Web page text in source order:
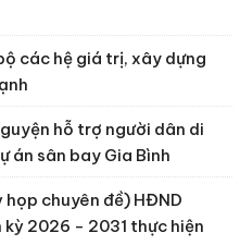
các hệ giá trị, xây dựng
hỗ trợ người dân di
án sân bay Gia Bình
họp chuyên đề) HĐND
kỳ 2026 - 2031 thực hiện